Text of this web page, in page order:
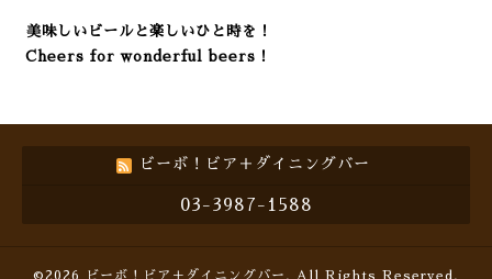
美味しいビールと楽しいひと時を！
Cheers for wonderful beers！
ビーボ！ビア＋ダイニングバー
03-3987-1588
©2026 ビーボ！ビア＋ダイニングバー . All Rights Reserved.